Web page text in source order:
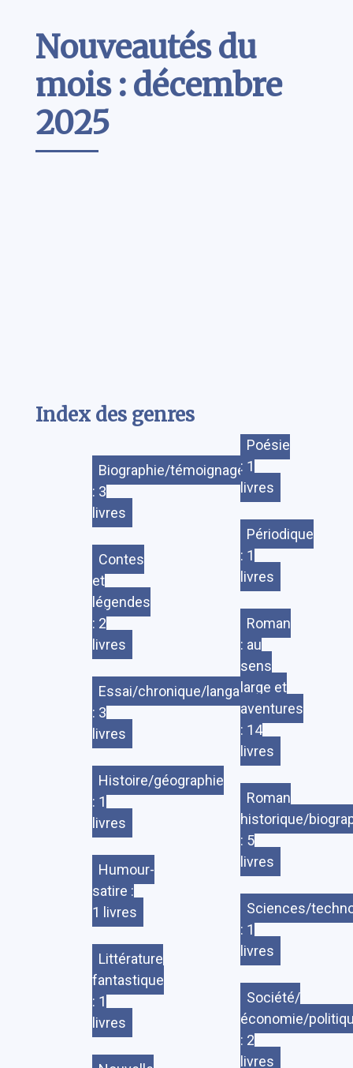
Nouveautés du
mois : décembre
2025
Index des genres
Biographie/témoignage
: 3
livres
Contes
et
légendes
: 2
livres
Essai/chronique/langage
: 3
livres
Histoire/géographie
: 1
livres
Humour-
satire :
1 livres
Littérature
fantastique
: 1
livres
Poésie
: 1
livres
Périodique
: 1
livres
Roman
: au
sens
large et
aventures
: 14
livres
Roman
historique/
: 5
livres
Sciences/
: 1
livres
Société/
économie/
: 2
livres